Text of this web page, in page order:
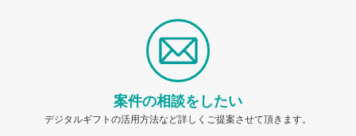
案件の相談をしたい
デジタルギフトの活用方法など詳しくご提案させて頂きます。